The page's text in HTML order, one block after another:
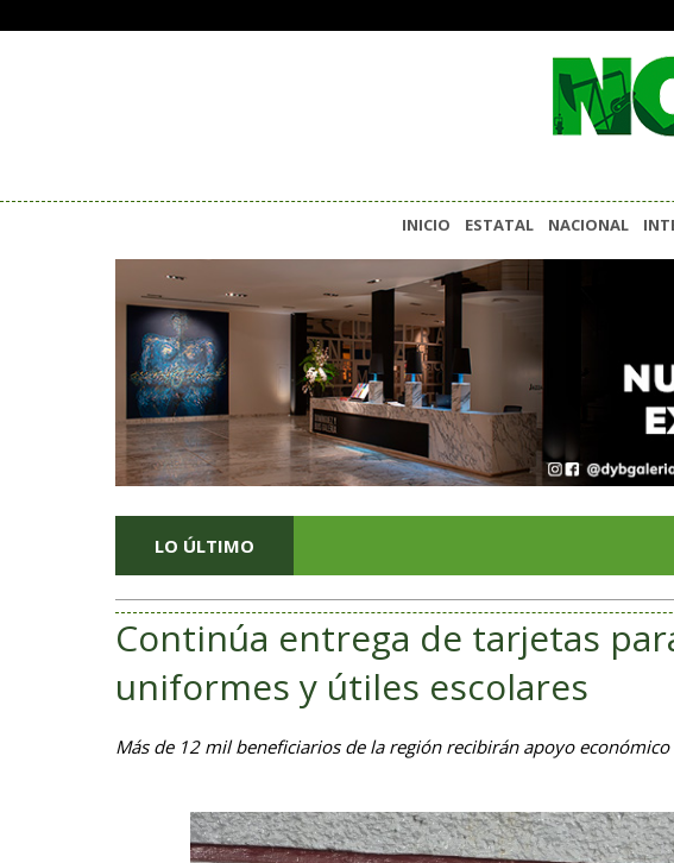
INICIO ESTATAL NACIONAL
LO ÚLTIMO
Continúa entrega de tarjetas
uniformes y útiles escolares
Más de 12 mil beneficiarios de la región recibirán apoyo